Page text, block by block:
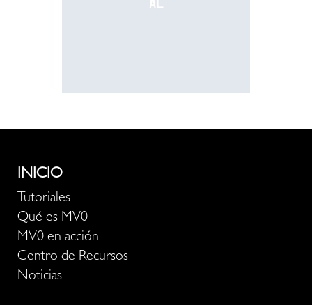
INICIO
Tutoriales
Qué es MV0
MV0 en acción
Centro de Recursos
Noticias